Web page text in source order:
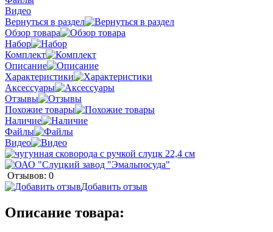
Видео
Вернуться в раздел
Обзор товара
Набор
Комплект
Описание
Характеристики
Аксессуары
Отзывы
Похожие товары
Наличие
Файлы
Видео
Отзывов: 0
Добавить отзыв
Описание товара: